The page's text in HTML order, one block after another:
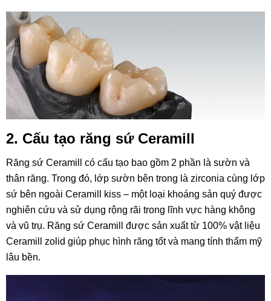
2. Cấu tạo răng sứ Ceramill
Răng sứ Ceramill có cấu tạo bao gồm 2 phần là sườn và
thân răng. Trong đó, lớp sườn bên trong là zirconia cùng lớp
sứ bên ngoài Ceramill kiss – một loại khoáng sản quý được
nghiên cứu và sử dụng rộng rãi trong lĩnh vực hàng không
và vũ trụ. Răng sứ Ceramill được sản xuất từ 100% vật liệu
Ceramill zolid giúp phục hình răng tốt và mang tính thẩm mỹ
lâu bền.